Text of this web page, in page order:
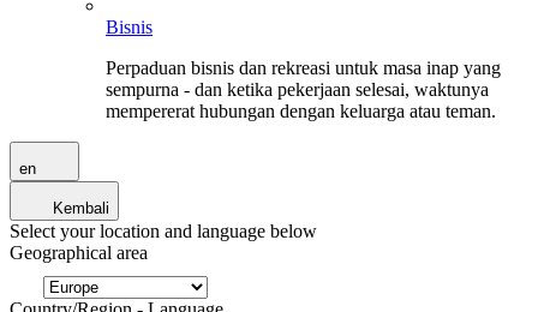
Bisnis
Perpaduan bisnis dan rekreasi untuk masa inap yang
sempurna - dan ketika pekerjaan selesai, waktunya
mempererat hubungan dengan keluarga atau teman.
en
Kembali
Select your location and language below
Geographical area